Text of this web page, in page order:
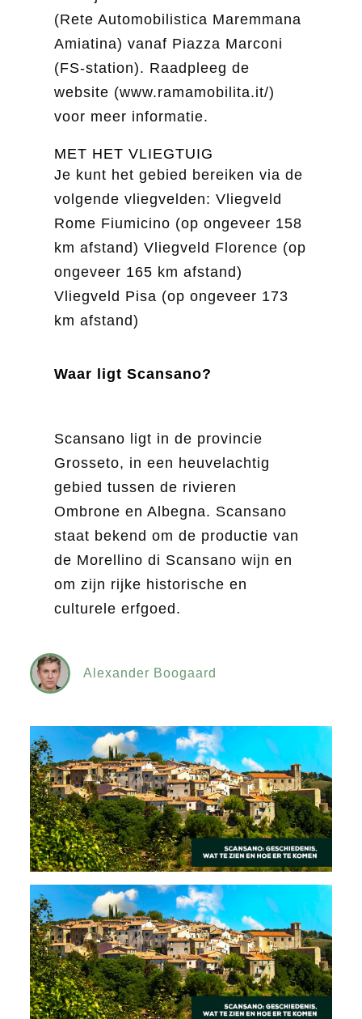
(Rete Automobilistica Maremmana
Amiatina) vanaf Piazza Marconi
(FS-station). Raadpleeg de
website (www.ramamobilita.it/)
voor meer informatie.
MET HET VLIEGTUIG
Je kunt het gebied bereiken via de
volgende vliegvelden: Vliegveld
Rome Fiumicino (op ongeveer 158
km afstand) Vliegveld Florence (op
ongeveer 165 km afstand)
Vliegveld Pisa (op ongeveer 173
km afstand)
Waar ligt Scansano?
Scansano ligt in de provincie
Grosseto, in een heuvelachtig
gebied tussen de rivieren
Ombrone en Albegna. Scansano
staat bekend om de productie van
de Morellino di Scansano wijn en
om zijn rijke historische en
culturele erfgoed.
Alexander Boogaard